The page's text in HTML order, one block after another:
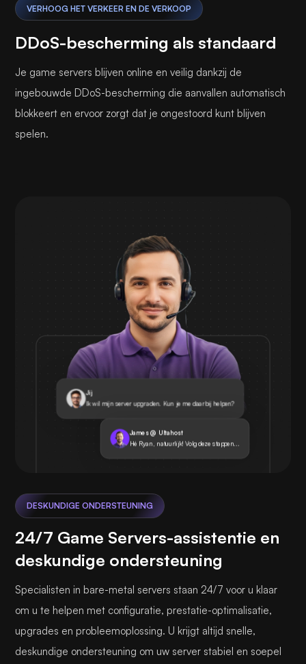
VERHOOG HET VERKEER EN DE VERKOOP
DDoS-bescherming als standaard
Je game servers blijven online en veilig dankzij de
ingebouwde DDoS-bescherming die aanvallen automatisch
blokkeert en ervoor zorgt dat je ongestoord kunt blijven
spelen.
Jij
Ik wil mijn server upgraden. Kun je me daarbij helpen?
James @ Ultahost
Hé Ryan, natuurlijk! Volg deze stappen...
DESKUNDIGE ONDERSTEUNING
24/7 Game Servers-assistentie en
deskundige ondersteuning
Specialisten in bare-metal servers staan 24/7 voor u klaar
om u te helpen met configuratie, prestatie-optimalisatie,
upgrades en probleemoplossing. U krijgt altijd snelle,
deskundige ondersteuning om uw server stabiel en soepel